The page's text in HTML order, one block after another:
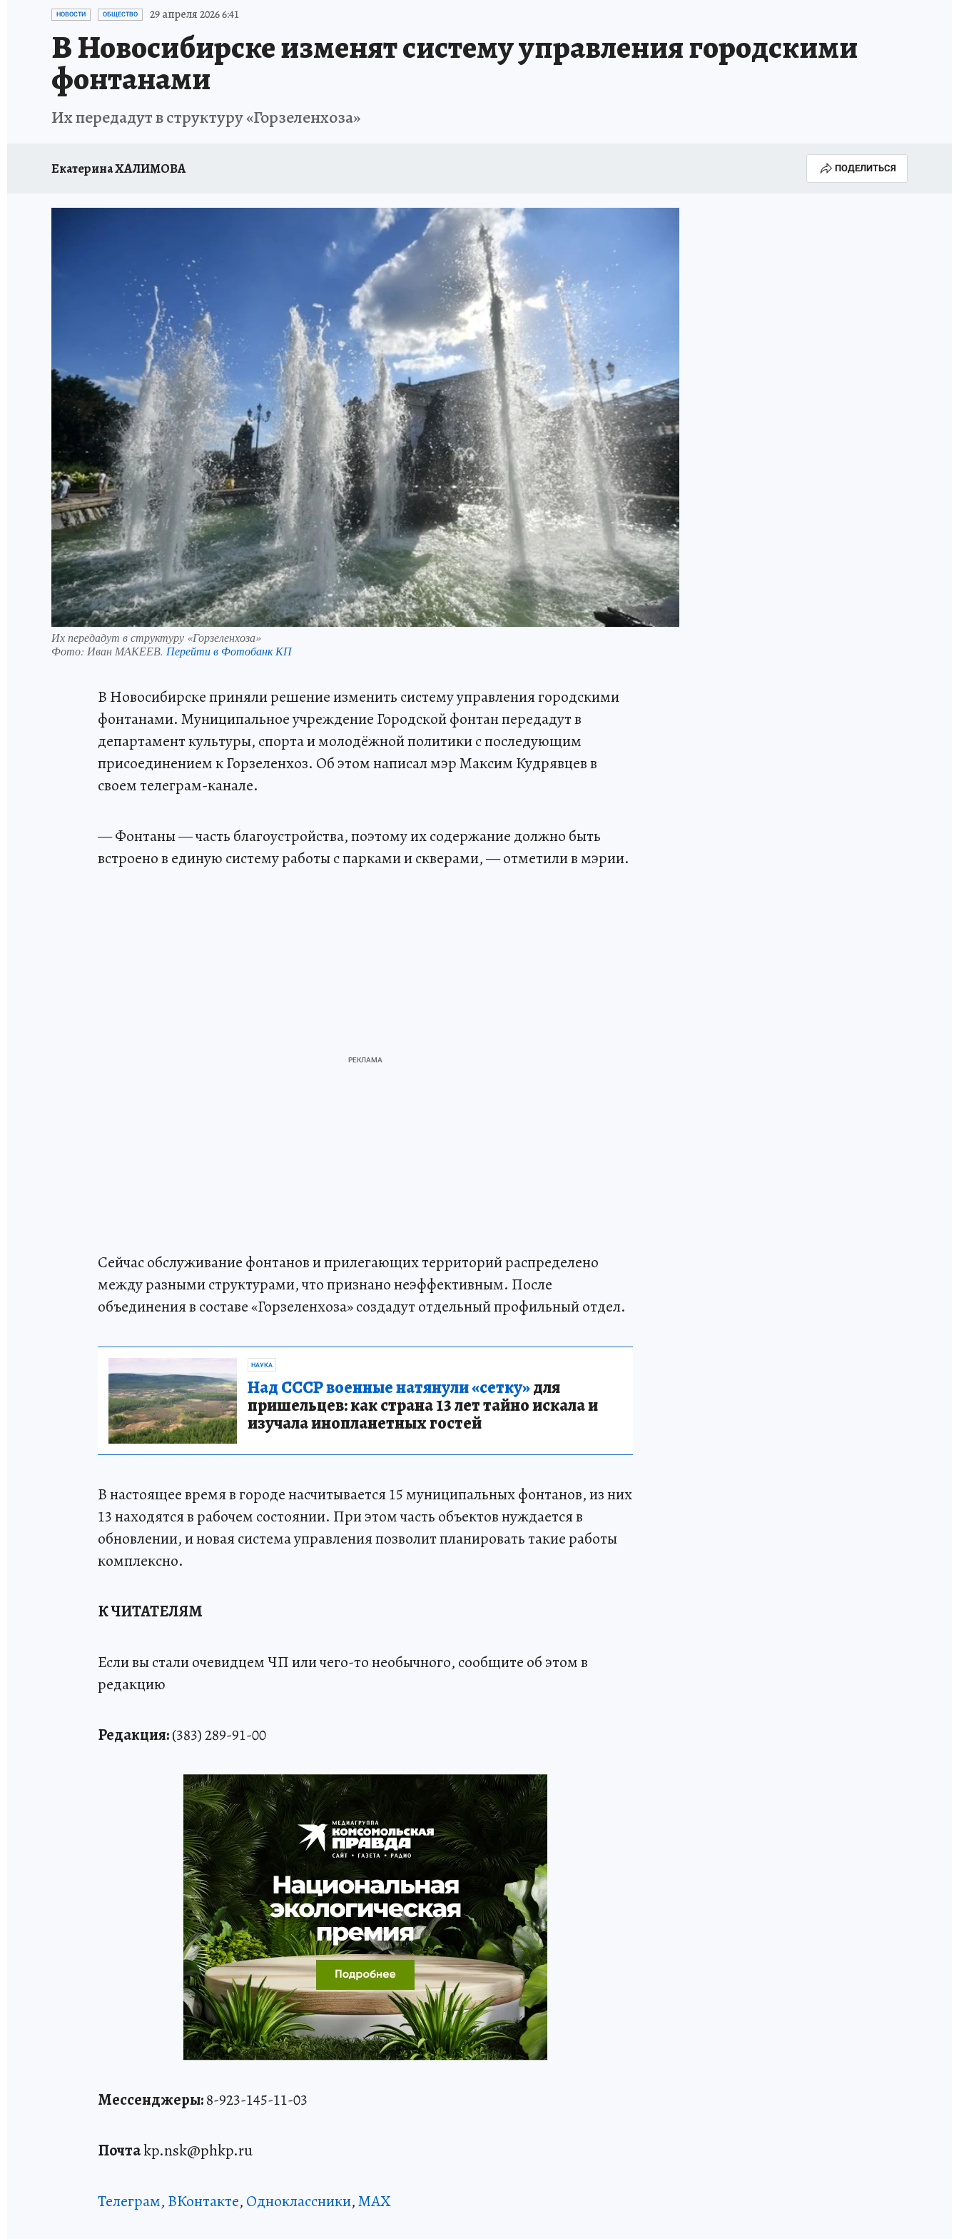
ОТДЫХ В РОССИИ ЗАПОВЕДНАЯ РОССИЯ
НОВОСТИ ОБЩЕСТВО 29 апреля 2026 6:41
В Новосибирске изменят систему управления городскими
фонтанами
Их передадут в структуру «Горзеленхоза»
Екатерина ХАЛИМОВА ПОДЕЛИТЬСЯ
Их передадут в структуру «Горзеленхоза»
Фото: Иван МАКЕЕВ. Перейти в Фотобанк КП
В Новосибирске приняли решение изменить систему управления городскими
фонтанами. Муниципальное учреждение Городской фонтан передадут в
департамент культуры, спорта и молодёжной политики с последующим
присоединением к Горзеленхоз. Об этом написал мэр Максим Кудрявцев в
своем телеграм-канале.
— Фонтаны — часть благоустройства, поэтому их содержание должно быть
встроено в единую систему работы с парками и скверами, — отметили в мэрии.
Сейчас обслуживание фонтанов и прилегающих территорий распределено
между разными структурами, что признано неэффективным. После
объединения в составе «Горзеленхоза» создадут отдельный профильный отдел.
НАУКА
Над СССР военные натянули «сетку»для
пришельцев: как страна 13 лет тайно искала и
изучала инопланетных гостей
В настоящее время в городе насчитывается 15 муниципальных фонтанов, из них
13 находятся в рабочем состоянии. При этом часть объектов нуждается в
обновлении, и новая система управления позволит планировать такие работы
комплексно.
К ЧИТАТЕЛЯМ
Если вы стали очевидцем ЧП или чего-то необычного, сообщите об этом в
редакцию
Редакция:(383) 289-91-00
Мессенджеры:8-923-145-11-03
Почтаkp.nsk@phkp.ru
Телеграм, ВКонтакте, Одноклассники,MAX